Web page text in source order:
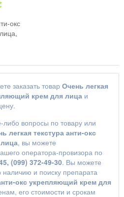
окс
заказать товар Очень легкая
крем для лица и
либо вопросы по товару или
легкая текстура анти-окс
, вы можете
оператора-провизора по
(099) 372-49-30. Вы можете
и поиску препарата
окс укрепляющий крем для
его стоимости и срокам